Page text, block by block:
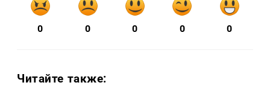
0 0 0 0 0
Читайте также: